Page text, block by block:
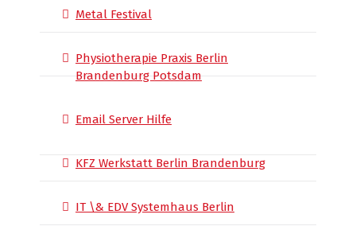
Metal Festival
Physiotherapie Praxis Berlin
Brandenburg Potsdam
Email Server Hilfe
KFZ Werkstatt Berlin Brandenburg
IT \& EDV Systemhaus Berlin